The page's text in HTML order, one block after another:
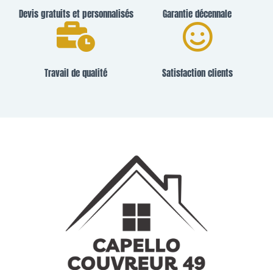
Devis gratuits et personnalisés Garantie décennale
Travail de qualité Satisfaction clients